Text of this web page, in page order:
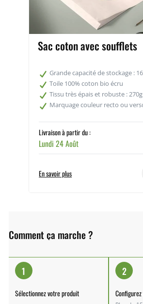
Sac coton avec soufflets
Grande capacité de stockage :
Toile 100% coton bio écru
Tissu très épais et robuste : 270g
Marquage couleur recto ou
Livraison à partir du :
Lundi 24 Août
En savoir plus
Comment ça marche ?
1
Sélectionnez votre produit
2